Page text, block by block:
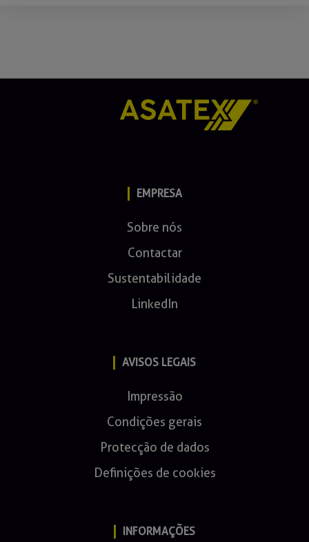
EMPRESA
Sobre nós
Contactar
Sustentabilidade
LinkedIn
AVISOS LEGAIS
Impressão
Condições gerais
Protecção de dados
Definições de cookies
INFORMAÇÕES